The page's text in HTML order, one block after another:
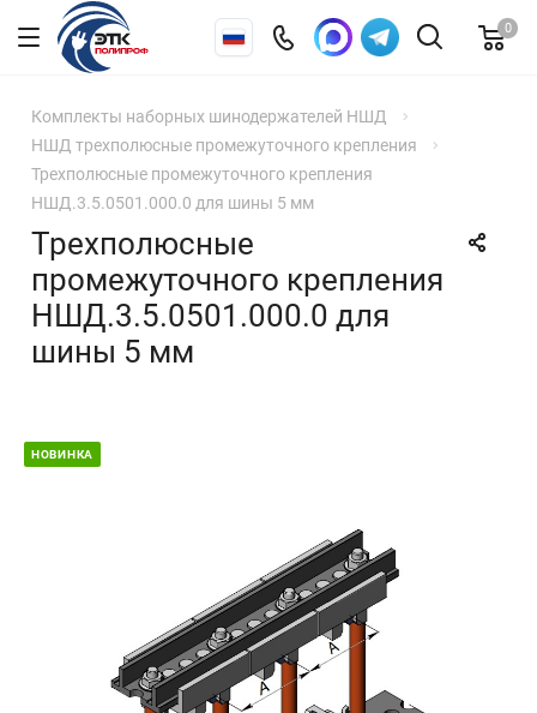
0
Комплекты наборных шинодержателей НШД
НШД трехполюсные промежуточного крепления
Трехполюсные промежуточного крепления
НШД.3.5.0501.000.0 для шины 5 мм
Трехполюсные
промежуточного крепления
НШД.3.5.0501.000.0 для
шины 5 мм
НОВИНКА